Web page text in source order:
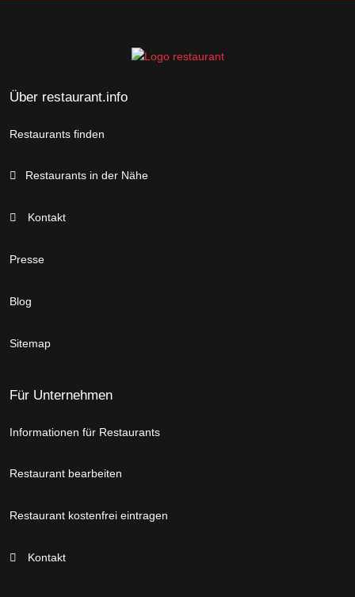
Über restaurant.info
Restaurants finden
Restaurants in der Nähe
Kontakt
Presse
Blog
Sitemap
Für Unternehmen
Informationen für Restaurants
Restaurant bearbeiten
Restaurant kostenfrei eintragen
Kontakt